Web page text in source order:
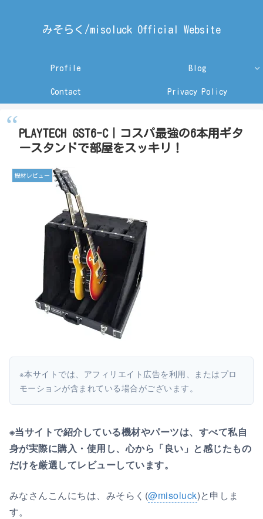
みそらく/misoluck Official Website
Profile Blog
Contact Privacy Policy
PLAYTECH GST6-C｜コスパ最強の6本用ギタ
ースタンドで部屋をスッキリ！
機材レビュー
※本サイトでは、アフィリエイト広告を利用、またはプロ
モーションが含まれている場合がございます。
※当サイトで紹介している機材やパーツは、すべて私自
身が実際に購入・使用し、心から「良い」と感じたもの
だけを厳選してレビューしています。
みなさんこんにちは、みそらく(@misoluck)と申しま
す。